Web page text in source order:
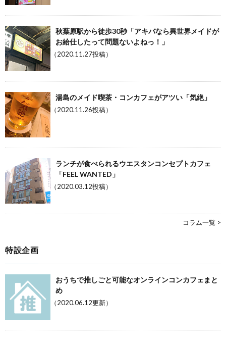
秋葉原駅から徒歩30秒「アキバなら異世界メイドが
お給仕したって問題ないよねっ！」
（2020.11.27投稿）
湯島のメイド喫茶・コンカフェがアツい「気絶」
（2020.11.26投稿）
ランチが食べられるウエスタンコンセプトカフェ
「FEEL WANTED」
（2020.03.12投稿）
コラム一覧 >
特設企画
おうちで推しごと可能なオンラインコンカフェまと
め
（2020.06.12更新）